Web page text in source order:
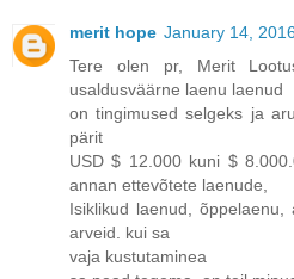
merit hope January 14,
Tere olen pr, Merit
usaldusväärne laenu laenud
on tingimused selgeks ja
pärit
USD $ 12.000 kuni $
annan ettevõtete laenude,
Isiklikud laenud,
arveid. kui sa
vaja kustutaminea